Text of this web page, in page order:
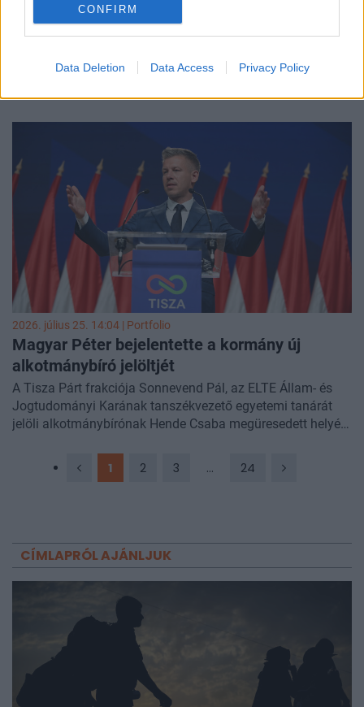
CONFIRM
Data Deletion Data Access Privacy Policy
2026. július 27. 08:34 | Portfolio
Medián: 3-5%-ot esett a Tisza támogatottsága
mértékű visszaesés következett be a támogatottságában –
összefüggésben lenne a „Polgár-üggyel”, de az
elhamarkodott kommunikációt, a beígért társadalmi
egyeztetés elmaradását még a Tisza-szavazók jelentős
többsége is kifogásolta.
2026. július 25. 14:04 | Portfolio
Magyar Péter bejelentette a kormány új
alkotmánybíró jelöltjét
A Tisza Párt frakciója Sonnevend Pál, az ELTE Állam- és
Jogtudományi Karának tanszékvezető egyetemi tanárát
jelöli alkotmánybírónak Hende Csaba megüresedett helyére
1 2 3 ... 24
CÍMLAPRÓL AJÁNLJUK